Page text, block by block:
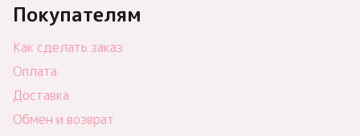
Покупателям
Как сделать заказ
Оплата
Доставка
Обмен и возврат